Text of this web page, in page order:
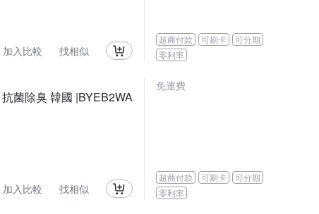
加入比較 找相似
超商付款 可刷卡
可分期
零利率
菌除臭 韓國 |BYEB2WA
加入比較 找相似
免運費
超商付款 可刷卡
可分期
零利率